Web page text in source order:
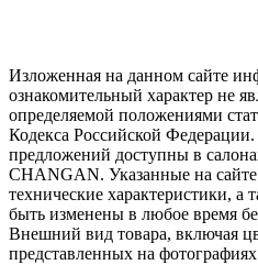
Изложенная на данном сайте
ознакомительный характер не
определяемой положениями
Кодекса Российской
предложений доступны в
CHANGAN. Указанные на
технические характеристики, а
быть изменены в любое время
Внешний вид товара, включая
представленных на